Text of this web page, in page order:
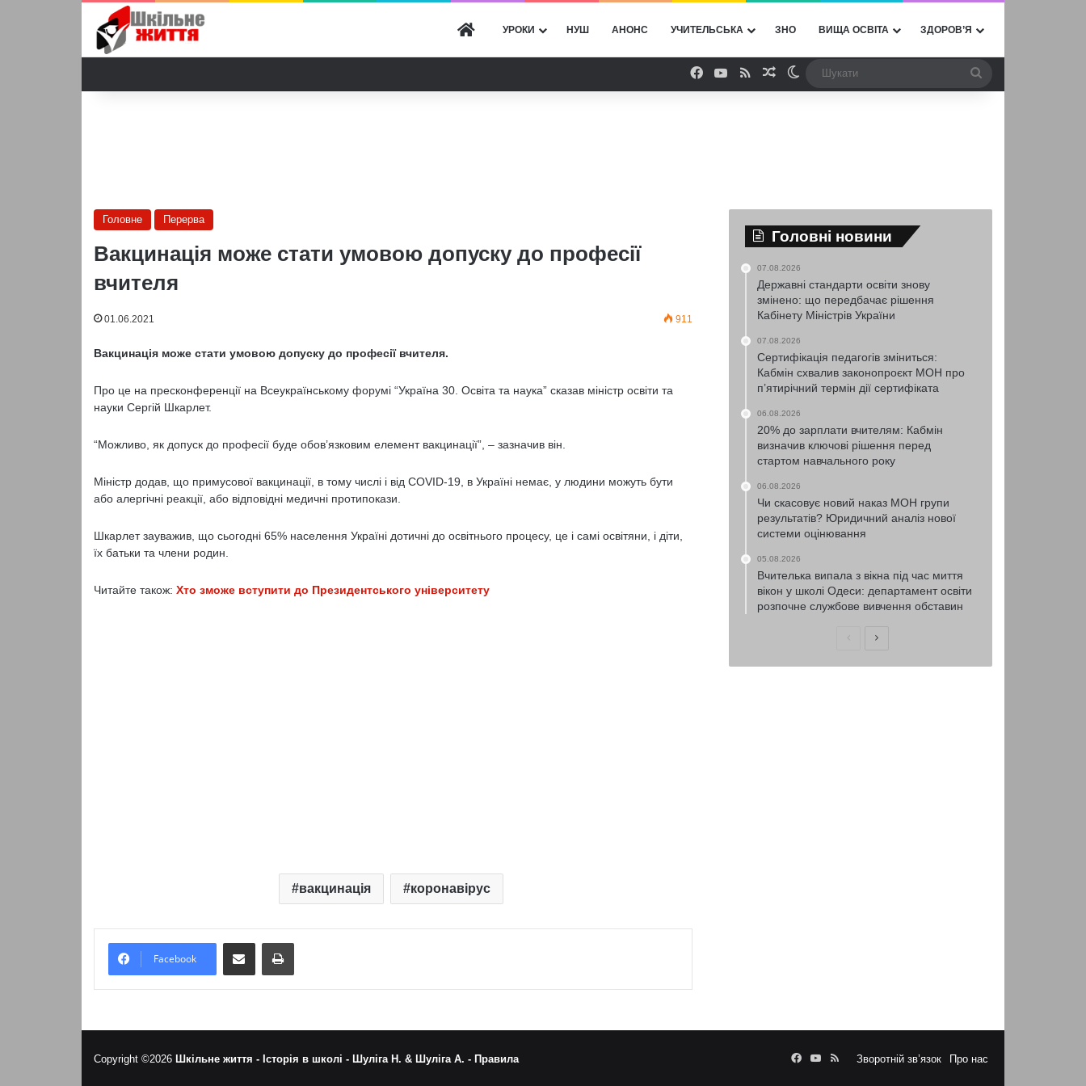
ГОЛОВНА
УРОКИ НУШ АНОНС УЧИТЕЛЬСЬКА ЗНО ВИЩА ОСВІТА ЗДОРОВ’Я
Facebook
YouTube
RSSВипадкова стаття
Switch skin
Головне Перерва
Вакцинація може стати умовою допуску до професії
вчителя
01.06.2021 911
Вакцинація може стати умовою допуску до професії вчителя.
Про це на пресконференції на Всеукраїнському форумі “Україна 30. Освіта та наука” сказав міністр освіти та
науки Сергій Шкарлет.
“Можливо, як допуск до професії буде обов’язковим елемент вакцинації”, – зазначив він.
Міністр додав, що примусової вакцинації, в тому числі і від COVID-19, в Україні немає, у людини можуть бути
або алергічні реакції, або відповідні медичні протипокази.
Шкарлет зауважив, що сьогодні 65% населення Україні дотичні до освітнього процесу, це і самі освітяни, і діти,
їх батьки та члени родин.
Читайте також: Хто зможе вступити до Президентського університету
вакцинація коронавірус
Facebook
Надіслати електронною поштоюНадрукувати
Головні новини
07.08.2026
Державні стандарти освіти знову
змінено: що передбачає рішення
Кабінету Міністрів України
07.08.2026
Сертифікація педагогів зміниться:
Кабмін схвалив законопроєкт МОН про
п’ятирічний термін дії сертифіката
06.08.2026
20% до зарплати вчителям: Кабмін
визначив ключові рішення перед
стартом навчального року
06.08.2026
Чи скасовує новий наказ МОН групи
результатів? Юридичний аналіз нової
системи оцінювання
05.08.2026
Вчителька випала з вікна під час миття
вікон у школі Одеси: департамент освіти
розпочне службове вивчення обставин
ПопередняНаступна
Copyright ©2026 Шкільне життя - Історія в школі - Шуліга Н. & Шуліга А. - Правила Зворотній зв’язок Про нас
FacebookYouTube
RSS